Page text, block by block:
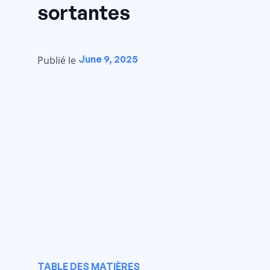
sortantes
Publié le June 9, 2025
TABLE DES MATIÈRES